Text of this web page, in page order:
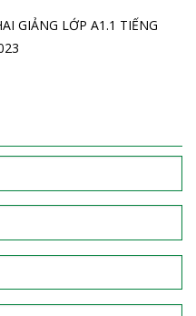
GIẢNG LỚP A1.1 TIẾNG